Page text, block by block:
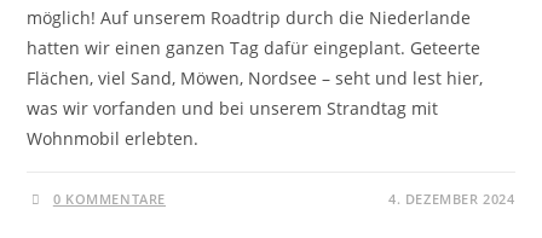
möglich! Auf unserem Roadtrip durch die Niederlande
hatten wir einen ganzen Tag dafür eingeplant. Geteerte
Flächen, viel Sand, Möwen, Nordsee – seht und lest hier,
was wir vorfanden und bei unserem Strandtag mit
Wohnmobil erlebten.
0 KOMMENTARE 4. DEZEMBER 2024